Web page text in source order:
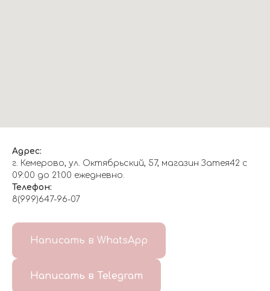
Адрес:
г. Кемерово, ул. Октябрьский, 57, магазин Затея42 с
09:00 до 21:00 ежедневно.
Телефон:
8(999)647-96-07
Написать в WhatsApp
Написать в Telegram